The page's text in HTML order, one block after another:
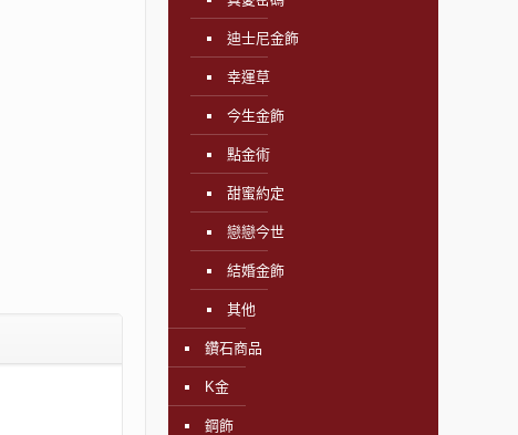
迪士尼金飾
幸運草
今生金飾
點金術
甜蜜約定
戀戀今世
結婚金飾
其他
鑽石商品
K金
鋼飾